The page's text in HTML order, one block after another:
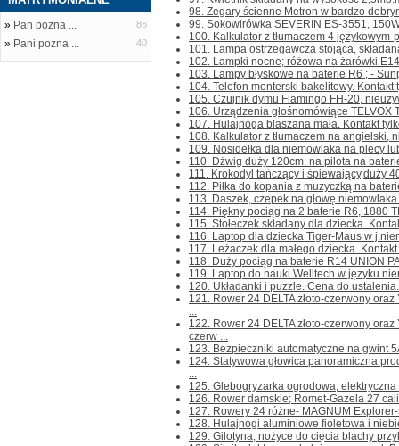
» Pan pozna ... 86
» Pani pozna ... 40
98. Zegary ścienne Metron w bardzo
99. Sokowirówka SEVERIN ES-3551,
100. Kalkulator z tłumaczem 4
101. Lampa ostrzegawcza stojąca,
102. Lampki nocne; różowa na żarówki
103. Lampy błyskowe na baterie R6 ; -
104. Telefon monterski bakelitowy. Kontakt
105. Czujnik dymu Flamingo FH-20,
106. Urządzenia głośnomówiące TELVOX
107. Hulajnoga blaszana mała. Kontakt
108. Kalkulator z tłumaczem na angielski,
109. Nosidełka dla niemowlaka na plecy
110. Dżwig duży 120cm. na pilota na
111. Krokodyl tańczący i śpiewający,duży
112. Piłka do kopania z muzyczką na
113. Daszek, czepek na głowę
114. Piękny pociąg na 2 baterie R6, 1880
115. Stołeczek składany dla dziecka.
116. Laptop dla dziecka Tiger-Maus w
117. Leżaczek dla małego dziecka.
118. Duży pociąg na baterie R14 UNION
119. Laptop do nauki Welltech w języku
120. Układanki i puzzle. Cena do
121. Rower 24 DELTA złoto-czerwony
...
122. Rower 24 DELTA złoto-czerwony
czerw ...
123. Bezpieczniki automatyczne na gwint
124. Statywowa głowica panoramiczna
...
125. Glebogryzarka ogrodowa,
126. Rower damskie; Romet-Gazela 27
127. Rowery 24 różne- MAGNUM
128. Hulajnogi aluminiowe fioletowa i
129. Gilotyna, nożyce do cięcia blachy